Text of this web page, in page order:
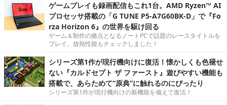
ゲームプレイも録画配信もこれ1台。AMD Ryzen™ AI
プロセッサ搭載の「G TUNE P5-A7G60BK-D」で『Fo
rza Horizon 6』の世界を駆け回る
ゲーム＆制作の拠点となるノートPCで話題のレースタイトルを
プレイ。放熱性能もチェックしました！
シリーズ第1作が現行機向けに復活！懐かしくも色褪せ
ない『カルドセプト ザ ファースト』遊びやすい機能も
搭載で、あらためて“原典”に触れるのにぴったり
シリーズ第1作が現行機向けの新機能を備えて復活！